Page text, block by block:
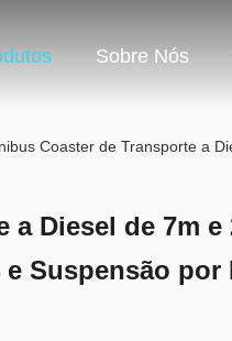
Sobre Nós
Coaster de Transporte a
a Diesel de 7m e
Suspensão por